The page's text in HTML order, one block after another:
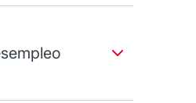
armazones y micas
e instalación de